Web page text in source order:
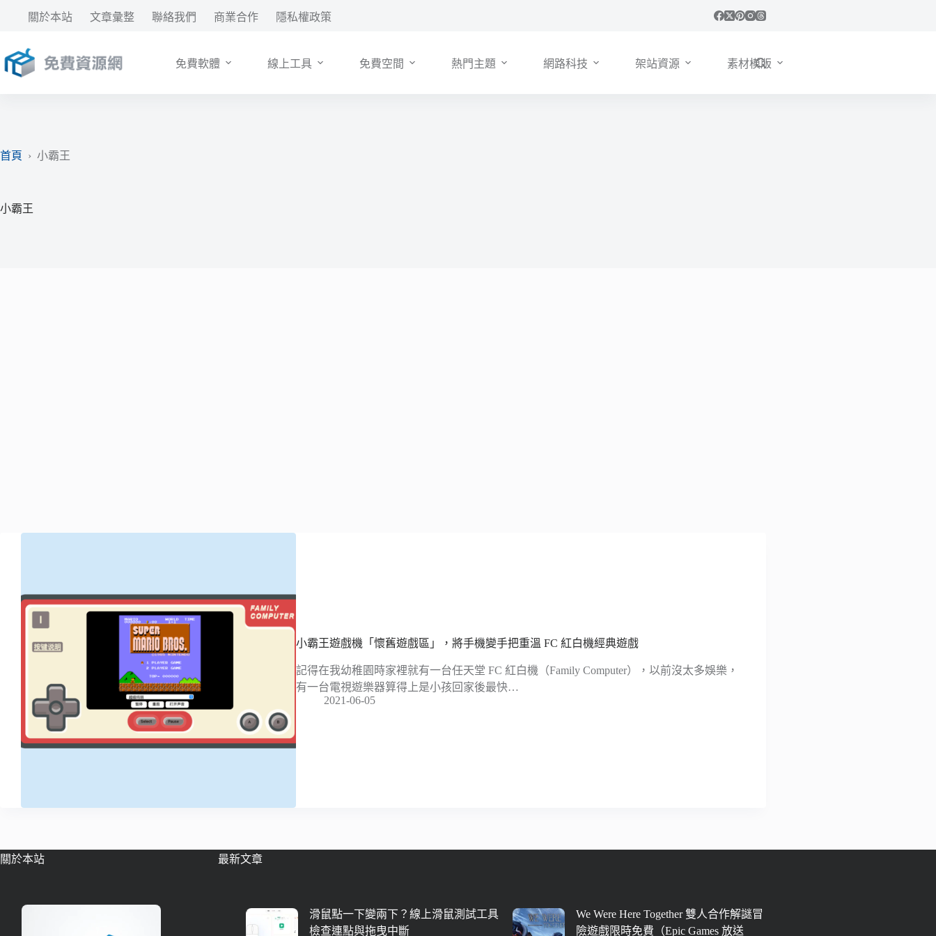
要
內
關於本站 文章彙整 聯絡我們 商業合作 隱私權政策
免費軟體 線上工具 免費空間 熱門主題 網路科技 架站資源 素材模版
首頁 › 小霸王
小霸王
小霸王遊戲機「懷舊遊戲區」，將手機變手把重溫 FC 紅白機經典遊戲
記得在我幼稚園時家裡就有一台任天堂 FC 紅白機（Family Computer），以前沒太多娛樂，
有一台電視遊樂器算得上是小孩回家後最快…
2021-06-05
關於本站 最新文章
滑鼠點一下變兩下？線上滑鼠測試工具
檢查連點與拖曳中斷
We Were Here Together 雙人合作解謎冒
險遊戲限時免費（Epic Games 放送